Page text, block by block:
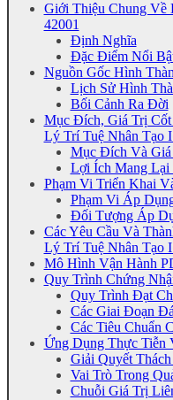
Giới Thiệu Chung Về
42001
Định Nghĩa
Đặc Điểm Nổi
Nguồn Gốc Hình
Lịch Sử Hình
Bối Cảnh Ra Đời
Mục Đích, Giá Trị
Lý Trí Tuệ Nhân Tạo
Mục Đích Và
Lợi Ích Mang Lại
Phạm Vi Triển Khai
Phạm Vi Áp
Đối Tượng Áp
Các Yêu Cầu Và
Lý Trí Tuệ Nhân Tạo
Mô Hình Vận Hành
Quy Trình Chứng
Quy Trình Đạt
Các Giai Đoạn
Các Tiêu Chuẩn
Ứng Dụng Thực Tiễn
Giải Quyết
Vai Trò Trong
Chuỗi Giá Trị